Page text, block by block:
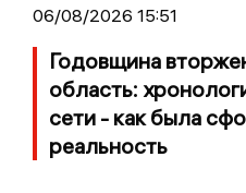
06/08/2026 15:51
Годовщина
область:
сети - как была
реальность